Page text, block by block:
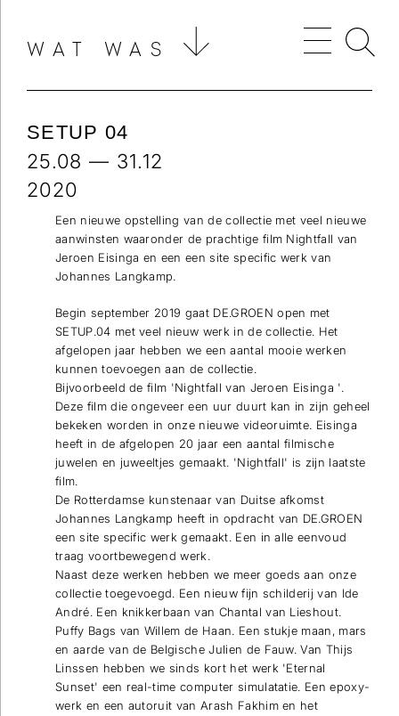
WAT WAS
SETUP 04
25.08 — 31.12
2020
Een nieuwe opstelling van de collectie met veel nieuwe
aanwinsten waaronder de prachtige film Nightfall van
Jeroen Eisinga en een een site specific werk van
Johannes Langkamp.
Begin september 2019 gaat DE.GROEN open met
SETUP.04 met veel nieuw werk in de collectie. Het
afgelopen jaar hebben we een aantal mooie werken
kunnen toevoegen aan de collectie.
Bijvoorbeeld de film 'Nightfall van Jeroen Eisinga '.
Deze film die ongeveer een uur duurt kan in zijn geheel
bekeken worden in onze nieuwe videoruimte. Eisinga
heeft in de afgelopen 20 jaar een aantal filmische
juwelen en juweeltjes gemaakt. 'Nightfall' is zijn laatste
film.
De Rotterdamse kunstenaar van Duitse afkomst
Johannes Langkamp heeft in opdracht van DE.GROEN
een site specific werk gemaakt. Een in alle eenvoud
traag voortbewegend werk.
Naast deze werken hebben we meer goeds aan onze
collectie toegevoegd. Een nieuw fijn schilderij van Ide
André. Een knikkerbaan van Chantal van Lieshout.
Puffy Bags van Willem de Haan. Een stukje maan, mars
en aarde van de Belgische Julien de Fauw. Van Thijs
Linssen hebben we sinds kort het werk 'Eternal
Sunset' een real-time computer simulatatie. Een epoxy-
werk en een autoruit van Arash Fakhim en het